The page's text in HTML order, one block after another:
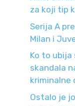
za koji tip
Serija A
Milan i
Ko to ubija
skandala
kriminalne
Ostalo je